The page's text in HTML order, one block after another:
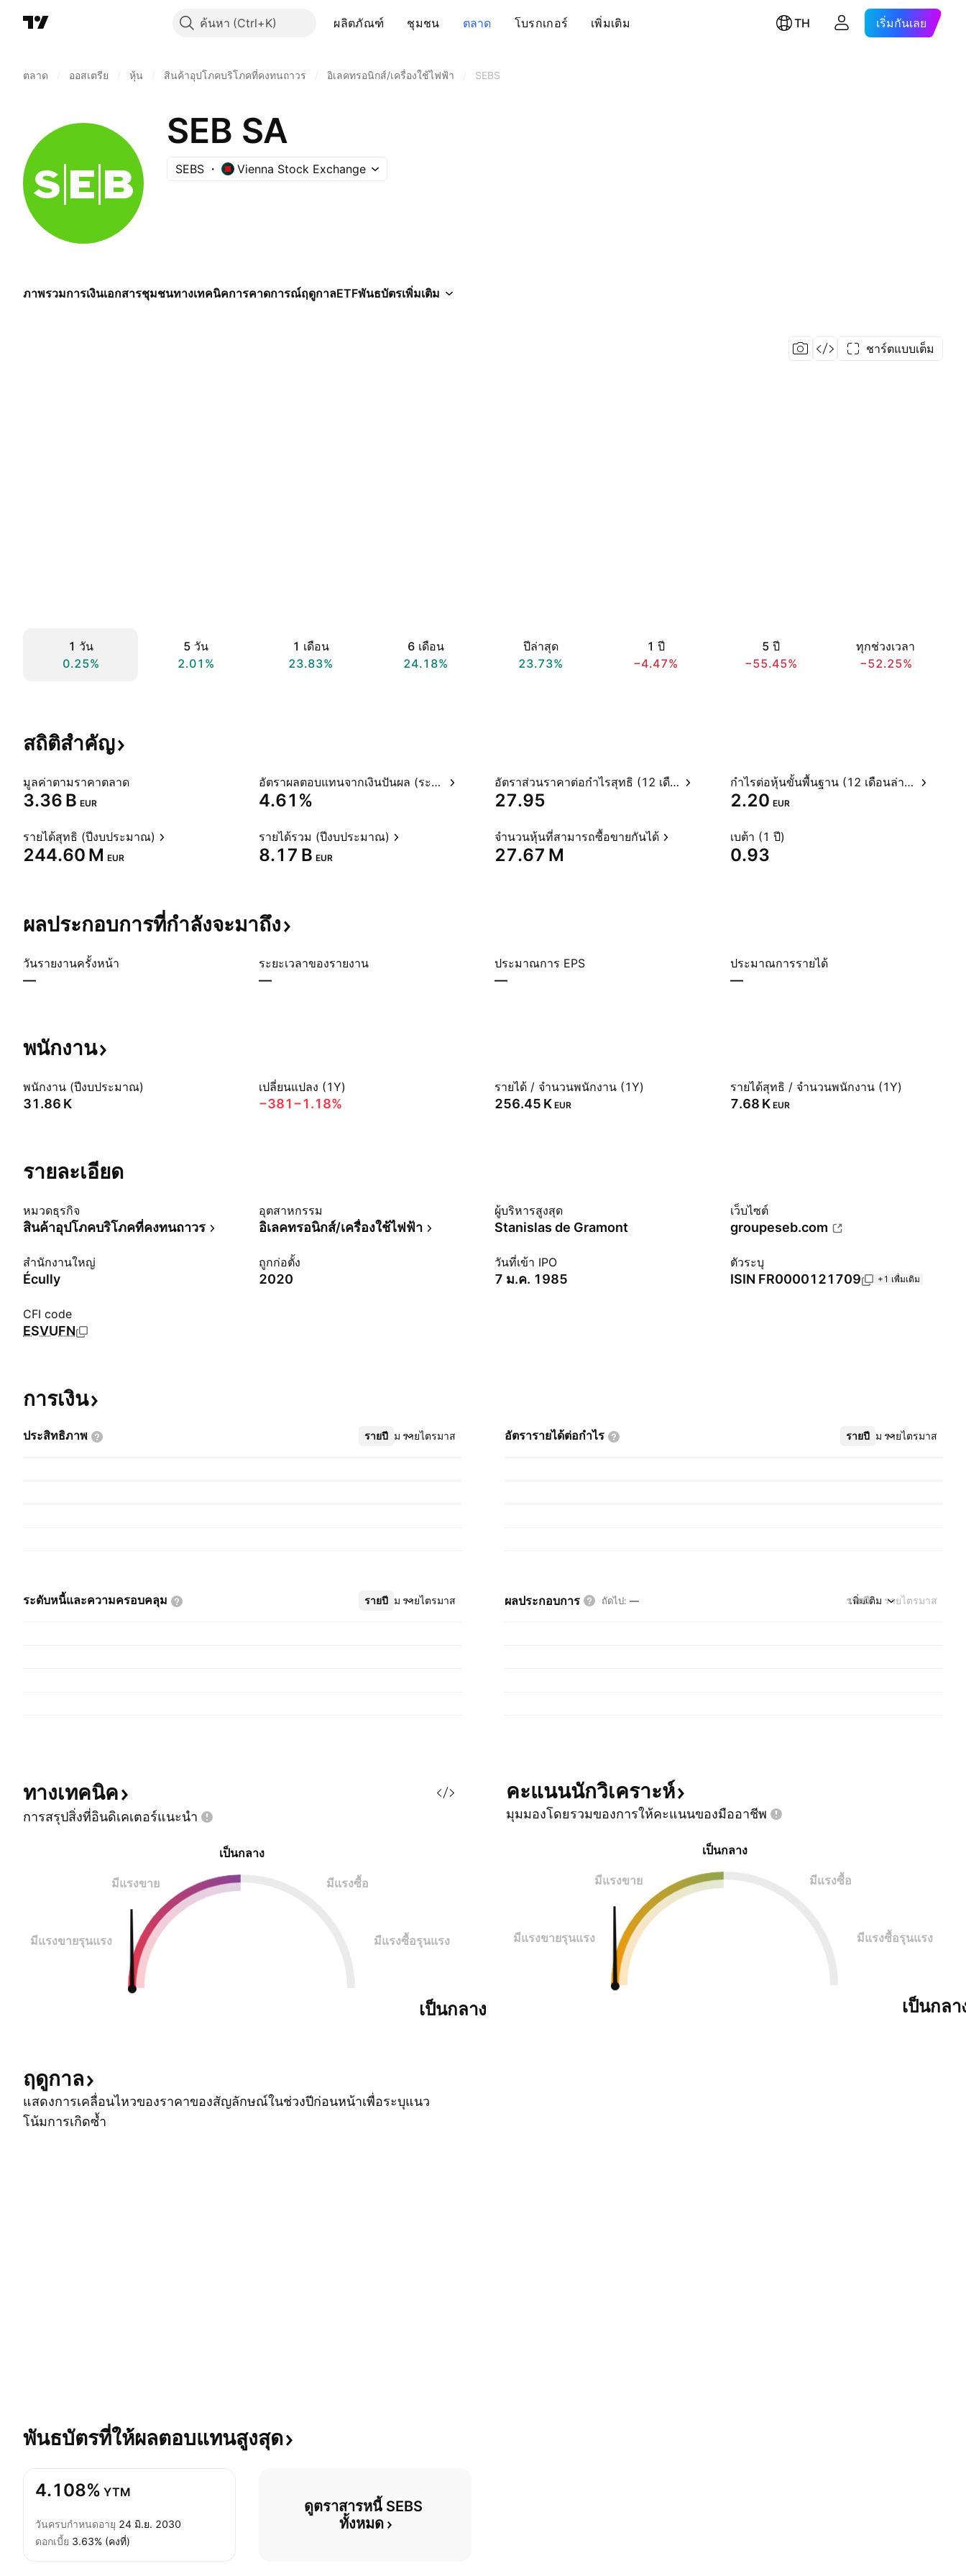
ค้นหา ผลิตภัณฑ์ ชุมชน ตลาด โบรกเกอร์ เพิ่มเติม TH เริ่มกันเลย
ตลาด ออสเตรีย หุ้น สินค้าอุปโภคบริโภคที่คงทนถาวร อิเลคทรอนิกส์/เครื่องใช้ไฟฟ้า SEBS
SEB SA
SEBS Vienna Stock Exchange
ภาพรวมการเงินเอกสารชุมชนทางเทคนิคการคาดการณ์ฤดูกาลETFพันธบัตรเพิ่มเติม
ชาร์ตแบบเต็ม
1 วัน
0.25%
5 วัน
2.01%
1 เดือน
23.83%
6 เดือน
24.18%
ปีล่าสุด
23.73%
1 ปี
−4.47%
5 ปี
−55.45%
ทุกช่วงเวลา
−52.25%
สถิติสำคัญ
มูลค่าตามราคาตลาด
‪3.36 B‬ EUR
อัตราผลตอบแทนจากเงินปันผล (ระบุไว้)
4.61%
อัตราส่วนราคาต่อกำไรสุทธิ (12 เดือนล่าสุด)
27.95
กำไรต่อหุ้นขั้นพื้นฐาน (12 เดือนล่าสุด)
2.20 EUR
รายได้สุทธิ (ปีงบประมาณ)
‪244.60 M‬ EUR
รายได้รวม (ปีงบประมาณ)
‪8.17 B‬ EUR
จำนวนหุ้นที่สามารถซื้อขายกันได้
‪27.67 M‬
เบต้า (1 ปี)
0.93
ผลประกอบการที่กำลังจะมาถึง
วันรายงานครั้งหน้า
—
ระยะเวลาของรายงาน
—
ประมาณการ EPS
—
ประมาณการรายได้
—
พนักงาน
พนักงาน (ปีงบประมาณ)
‪31.86 K‬
เปลี่ยนแปลง (1Y)
−381−1.18%
รายได้ / จำนวนพนักงาน (1Y)
‪256.45 K‬ EUR
รายได้สุทธิ / จำนวนพนักงาน (1Y)
‪7.68 K‬ EUR
รายละเอียด
หมวดธุรกิจ
สินค้าอุปโภคบริโภคที่คงทนถาวร
อุตสาหกรรม
อิเลคทรอนิกส์/เครื่องใช้ไฟฟ้า
ผู้บริหารสูงสุด
Stanislas de Gramont
เว็บไซต์
groupeseb.com
สำนักงานใหญ่
Écully
ถูกก่อตั้ง
2020
วันที่เข้า IPO
7 ม.ค. 1985
ตัวระบุ
ISIN FR0000121709 +1 เพื่มเติม
CFI code
ESVUFN
การเงิน
ประสิทธิภาพ รายปี รายไตรมาส
เพิ่มเติม อัตรารายได้ต่อกำไร รายปี รายไตรมาส
เพิ่มเติม
ระดับหนี้และความครอบคลุม รายปี รายไตรมาส
เพิ่มเติม ผลประกอบการ ถัดไป: — รายปี รายไตรมาส
เพิ่มเติม
ทางเทคนิค
การสรุปสิ่งที่อินดิเคเตอร์แนะนำ
เป็นกลาง
มีแรงขาย มีแรงซื้อ
มีแรงขายรุนแรง มีแรงซื้อรุนแรง
เป็นกลาง
คะแนนนักวิเคราะห์
มุมมองโดยรวมของการให้คะแนนของมืออาชีพ
เป็นกลาง
มีแรงขาย มีแรงซื้อ
มีแรงขายรุนแรง มีแรงซื้อรุนแรง
เป็นกลา
ฤดูกาล
แสดงการเคลื่อนไหวของราคาของสัญลักษณ์ในช่วงปีก่อนหน้าเพื่อระบุแนว
โน้มการเกิดซ้ำ
พันธบัตรที่ให้ผลตอบแทนสูงสุด
4.108% YTM
วันครบกำหนดอายุ 24 มิ.ย. 2030
ดอกเบี้ย 3.63% (คงที่)
ดูตราสารหนี้ SEBS
ทั้งหมด